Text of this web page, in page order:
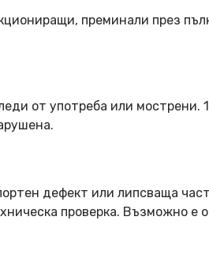
преминали през
от употреба или мострени.
дефект или липсваща
проверка. Възможно е